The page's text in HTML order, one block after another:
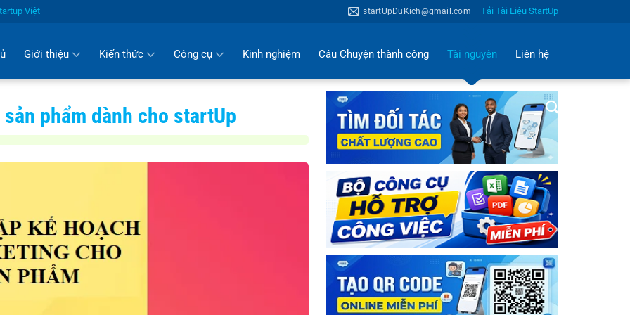
Việt startUpDuKich@gmail.com Tải Tài Liệu StartUp
Giới thiệu Kiến thức Công cụ Kinh nghiệm Câu Chuyện thành công Tài nguyên Liên hệ
phẩm dành cho startUp